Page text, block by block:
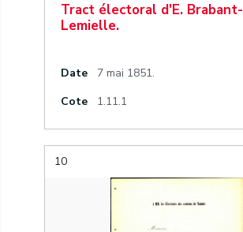
Tract électoral d'E. Brabant-
Lemielle.
Date
7 mai 1851.
Cote
1.11.1
10